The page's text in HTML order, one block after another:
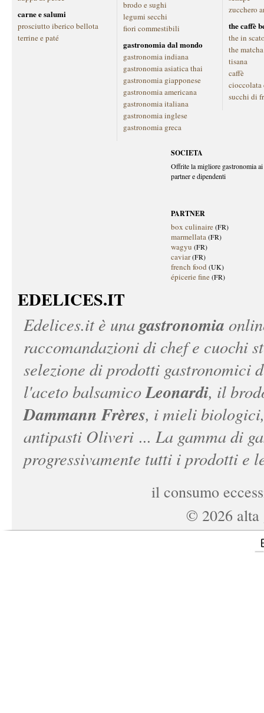
carne e salumi
prosciutto iberico bellota
terrine e paté
brodo e sughi
legumi secchi
fiori commestibili
gastronomia dal mondo
gastronomia indiana
gastronomia asiatica thai
gastronomia giapponese
gastronomia americana
gastronomia italiana
gastronomia inglese
gastronomia greca
zucchero
the caffè
the in
the matcha
tisana
caffè
cioccolata
succhi di
SOCIETA
Offrite la migliore gastronomia
partner e dipendenti
PARTNER
box culinaire(FR)
marmellata(FR)
wagyu (FR)
caviar(FR)
french food (UK)
épicerie fine(FR)
EDELICES.IT
Edelices.itè una gastronomia
raccomandazioni di chef e cuochi
selezione di prodotti gastronomici
l'aceto balsamicoLeonardi, il
Dammann Frères, i mieli
antipasti Oliveri ... La gamma di
progressivamente tutti i prodotti e
il consumo
© 2026